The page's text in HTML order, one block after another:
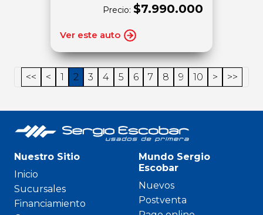
Precio: $7.990.000
Ver este auto
<< < 1 2 3 4 5 6 7 8 9 10 > >>
Nuestro Sitio
Inicio
Sucursales
Financiamiento
Mundo Sergio
Escobar
Nuevos
Postventa